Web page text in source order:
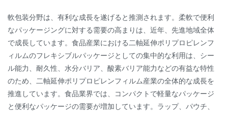
軟包装分野は、有利な成長を遂げると推測されます。柔軟で便利
なパッケージングに対する需要の高まりは、近年、先進地域全体
で成長しています。食品産業における二軸延伸ポリプロピレンフ
ィルムのフレキシブルパッケージとしての集中的な利用は、シー
ル能力、耐久性、水分バリア、酸素バリア能力などの有益な特性
のため、二軸延伸ポリプロピレンフィルム産業の全体的な成長を
推進しています。食品業界では、コンパクトで軽量なパッケージ
と便利なパッケージの需要が増加しています。ラップ、パウチ、